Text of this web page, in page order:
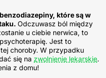
które są w
Odczuwasz ból między
u ciebie nerwica, to
Jest to
choroby. W przypadku
się na zwolnienie lekarskie.
z domu!